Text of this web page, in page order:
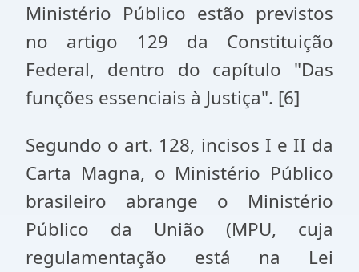
Ministério Público estão previstos
no artigo 129 da Constituição
Federal, dentro do capítulo "Das
funções essenciais à Justiça". [6]
Segundo o art. 128, incisos I e II da
Carta Magna, o Ministério Público
brasileiro abrange o Ministério
Público da União (MPU, cuja
regulamentação está na Lei